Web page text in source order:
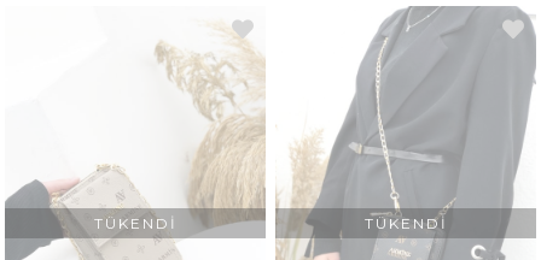
TÜKENDI TÜKENDI